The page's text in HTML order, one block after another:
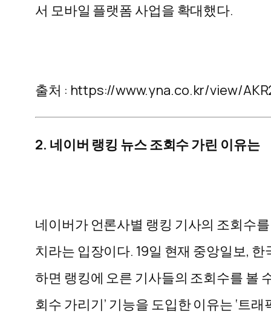
서 모바일 플랫폼 사업을 확대했다.
출처 : https://www.yna.co.kr/view/
2. 네이버 랭킹 뉴스 조회수 가린 이유는
네이버가 언론사별 랭킹 기사의 조회수
치라는 입장이다. 19일 현재 중앙일보,
하면 랭킹에 오른 기사들의 조회수를 볼
회수 가리기’ 기능을 도입한 이유는 ‘트